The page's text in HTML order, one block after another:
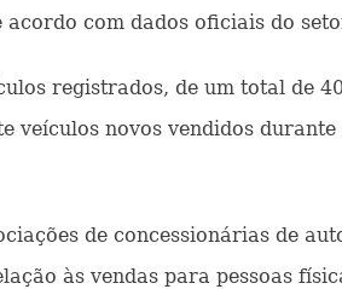
com dados oficiais do
registrados, de um total de
veículos novos vendidos
de concessionárias de
às vendas para pessoas